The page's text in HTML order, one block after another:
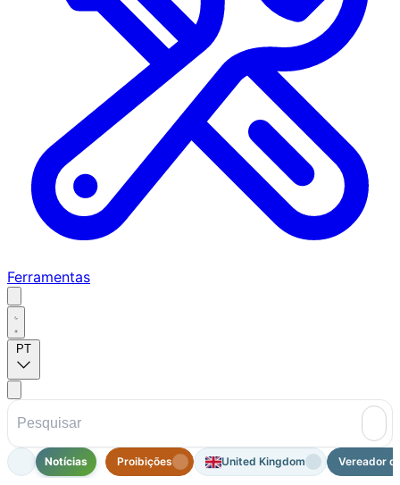
Ferramentas
PT
Notícias Proibições United Kingdom Vereador